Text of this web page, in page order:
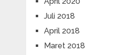
Juli 2018
April 2018
Maret 2018